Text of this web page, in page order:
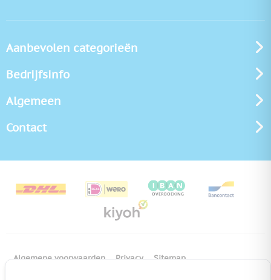
Aanbevolen categorieën
Bedrijfsinfo
Algemeen
Contact
Algemene voorwaarden Privacy Sitemap